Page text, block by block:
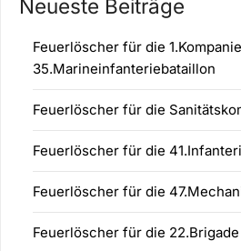
Neueste Beiträge
Feuerlöscher für die
35.Marineinfanteriebataillon
Feuerlöscher für die
Feuerlöscher für die
Feuerlöscher für die
Feuerlöscher für die 22.Brigade